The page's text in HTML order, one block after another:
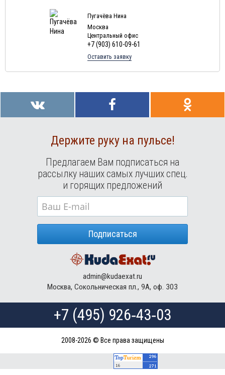
Туры в Маврикий в августе
Пугачёва Нина
Москва
Центральный офис
+7 (903) 610-09-61
Оставить заявку
Держите руку на пульсе!
Предлагаем Вам подписаться на
рассылку наших самых лучших спец.
и горящих предложений
Подписаться
admin@kudaexat.ru
Москва, Сокольническая пл., 9А, оф. 303
+7 (495) 926‑43‑03
2008-2026 © Все права защищены